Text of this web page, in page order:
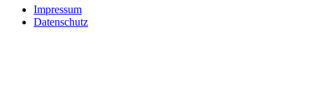
Impressum
Datenschutz